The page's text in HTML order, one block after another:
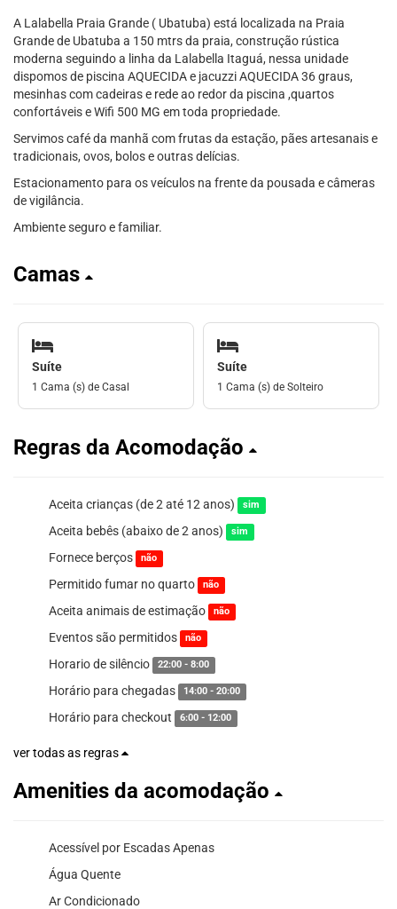
A Lalabella Praia Grande ( Ubatuba) está localizada na Praia
Grande de Ubatuba a 150 mtrs da praia, construção rústica
moderna seguindo a linha da Lalabella Itaguá, nessa unidade
dispomos de piscina AQUECIDA e jacuzzi AQUECIDA 36 graus,
mesinhas com cadeiras e rede ao redor da piscina ,quartos
confortáveis e Wifi 500 MG em toda propriedade.
Servimos café da manhã com frutas da estação, pães artesanais e
tradicionais, ovos, bolos e outras delícias.
Estacionamento para os veículos na frente da pousada e câmeras
de vigilância.
Ambiente seguro e familiar.
Camas
Suíte
1 Cama (s) de Casal
Suíte
1 Cama (s) de Solteiro
Regras da Acomodação
Aceita crianças (de 2 até 12 anos) sim
Aceita bebês (abaixo de 2 anos) sim
Fornece berços não
Permitido fumar no quarto não
Aceita animais de estimação não
Eventos são permitidos não
Horario de silêncio 22:00 - 8:00
Horário para chegadas 14:00 - 20:00
Horário para checkout 6:00 - 12:00
ver todas as regras
Amenities da acomodação
Acessível por Escadas Apenas
Água Quente
Ar Condicionado